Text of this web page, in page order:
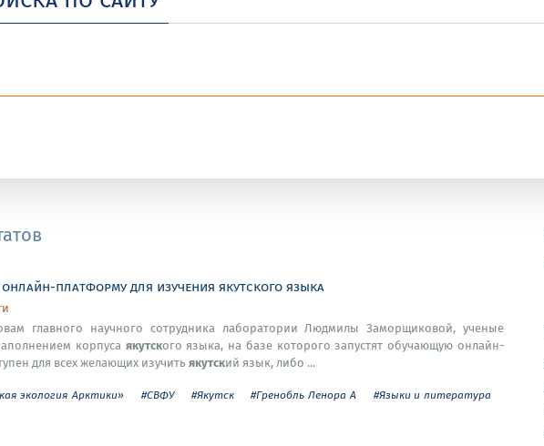
платформу для изучения якутского языка
главного научного сотрудника лаборатории Людмилы Заморщиковой, ученые
корпуса якутского языка, на базе которого запустят обучающую онлайн-
для всех желающих изучитьякутский язык, либо ...
экология Арктики» #СВФУ #Якутск #Гренобль Ленора А
#Языки и литература